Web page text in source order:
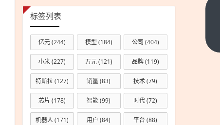
标签列表
亿元(244) 模型 (184) 公司 (404)
小米(227) 万元(121) 品牌(119)
特斯拉(127) 销量(83) 技术(79)
芯片 (178) 智能(99) 时代(72)
机器人(171) 用户 (84) 平台 (88)